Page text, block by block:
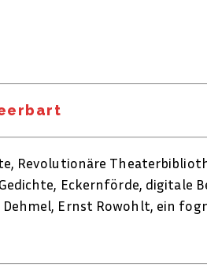
Revolutionäre
Eckernförde, digitale
Ernst Rowohlt, ein